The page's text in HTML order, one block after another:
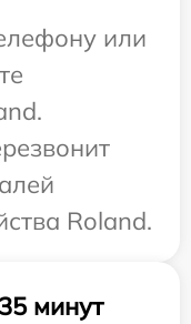
или
Roland.
минут